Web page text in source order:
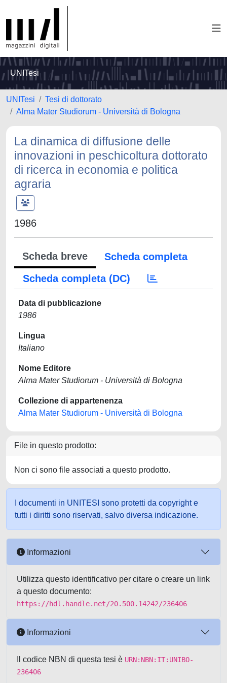
UNITesi
UNITesi
Tesi di dottorato
Alma Mater Studiorum - Università di Bologna
La dinamica di diffusione delle
innovazioni in peschicoltura dottorato
di ricerca in economia e politica
agraria
1986
Scheda breve
Scheda completa
Scheda completa (DC)
Data di pubblicazione
1986
Lingua
Italiano
Nome Editore
Alma Mater Studiorum - Università di Bologna
Collezione di appartenenza
Alma Mater Studiorum - Università di Bologna
File in questo prodotto:
Non ci sono file associati a questo prodotto.
I documenti in UNITESI sono protetti da copyright e
tutti i diritti sono riservati, salvo diversa indicazione.
Informazioni
Utilizza questo identificativo per citare o creare un link
a questo documento:
https://hdl.handle.net/20.500.14242/236406
Informazioni
Il codice NBN di questa tesi è URN:NBN:IT:UNIBO-
236406